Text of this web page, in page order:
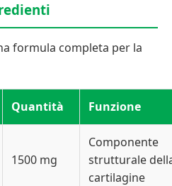
formula completa per la
Quantità Funzione
1500 mg
Componente
strutturale
cartilagine